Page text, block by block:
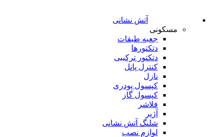
آتش نشانی
مسکونی
جعبه طبقات
دتکتورها
دتکتور ترکیبی
کنترل پانل
نازل
کپسول پودری
کپسول گاز
فلاشر
آژیر
شلنگ آتش نشانی
لوازم نصب